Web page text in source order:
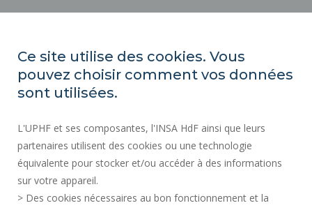
ACTOS REGLAMENTARIOS
CONTRATACIÓN PÚBLICA
INFORMACIÓN LEGAL
SALA DE PRENSA
Ce site utilise des cookies. Vous
pouvez choisir comment vos données
sont utilisées.
L'UPHF et ses composantes, l'INSA HdF ainsi que leurs
partenaires utilisent des cookies ou une technologie
équivalente pour stocker et/ou accéder à des informations
sur votre appareil.
> Des cookies nécessaires au bon fonctionnement et la